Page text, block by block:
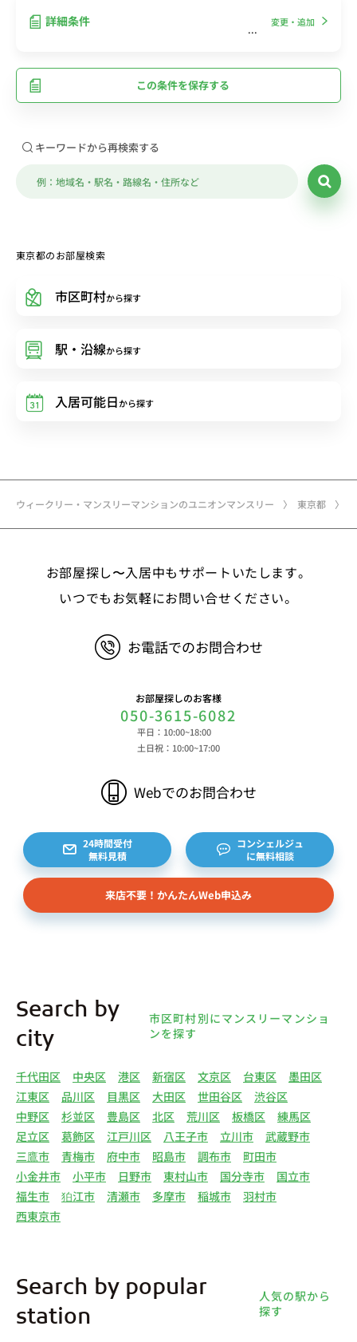
ウィークリー・マンスリーマンションのユニオンマンスリー 東京都
詳細条件 変更・追加
この条件を保存する
キーワードから再検索する
東京都のお部屋検索
市区町村から探す
駅・沿線から探す
入居可能日から探す
お部屋探し〜入居中もサポートいたします。
いつでもお気軽にお問い合せください。
お電話でのお問合わせ
お部屋探しのお客様
050-3615-6082
平日：10:00~18:00
土日祝：10:00~17:00
Webでのお問合わせ
24時間受付
無料見積
コンシェルジュ
に無料相談
来店不要！かんたんWeb申込み
Search by
city
市区町村別にマンスリーマンショ
ンを探す
千代田区 中央区 港区 新宿区 文京区 台東区
墨田区
江東区
品川区 目黒区 大田区 世田谷区
渋谷区
中野区
杉並区 豊島区 北区 荒川区 板橋区
練馬区
足立区
葛飾区 江戸川区 八王子市 立川市
武蔵野市
三鷹市
青梅市 府中市 昭島市 調布市
町田市
小金井市
小平市 日野市 東村山市 国分寺市
国立市
福生市
狛江市 清瀬市 多摩市 稲城市
羽村市
西東京市
Search by popular
station
人気の駅から
探す